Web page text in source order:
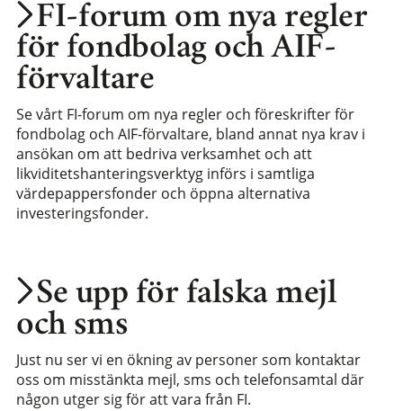
Se upp för falska mejl
och sms
Just nu ser vi en ökning av personer som kontaktar
oss om misstänkta mejl, sms och telefonsamtal där
någon utger sig för att vara från FI.
FI-forum om nya regler
för fondbolag och AIF-
förvaltare
Se vårt FI-forum om nya regler och föreskrifter för
fondbolag och AIF-förvaltare, bland annat nya krav i
ansökan om att bedriva verksamhet och att
likviditetshanteringsverktyg införs i samtliga
värdepappersfonder och öppna alternativa
investeringsfonder.